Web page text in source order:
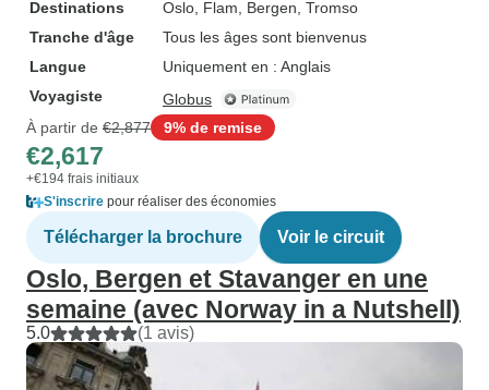
Destinations Oslo , Flam , Bergen , Tromso
Tranche d'âge
Tous les âges sont bienvenus
Langue
Uniquement en : Anglais
Voyagiste
Globus
À partir de €2,877 9% de remise
€2,617
+€194 frais initiaux
S'inscrire pour réaliser des économies
Télécharger la brochure Voir le circuit
Oslo, Bergen et Stavanger en une
semaine (avec Norway in a Nutshell)
5.0 (1 avis)